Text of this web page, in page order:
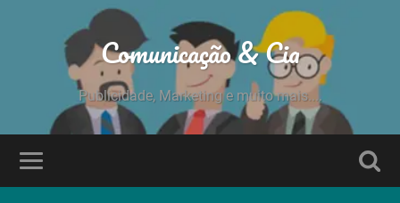
Comunicação & Cia
Publicidade, Marketing e muito mais....